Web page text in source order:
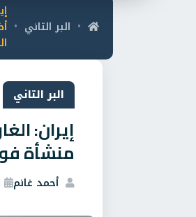
• البر التاني •
البر التاني
إيران:
منشأة
أحمد غانم